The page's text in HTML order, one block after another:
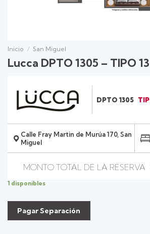
Inicio / San Miguel
Lucca DPTO 1305 – TIPO
DPTO 1305
Calle Fray Martin de Murúa 170, San
Miguel
1 disponibles
Pagar Separación